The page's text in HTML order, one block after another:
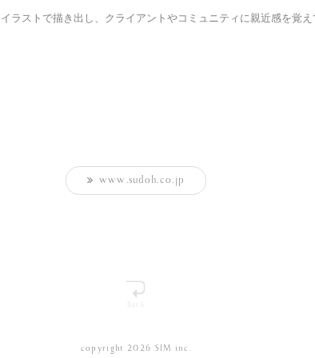
イラストで描き出し、 クライアントやコミュニティに 親近感を覚
www.sudoh.co.jp
copyright 2026 SIM inc.